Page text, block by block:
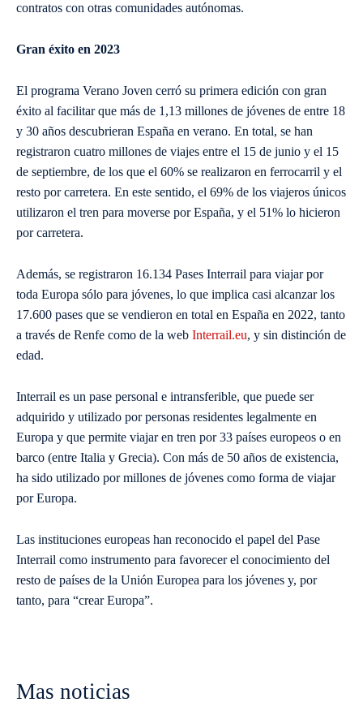
contratos con otras comunidades autónomas.
Gran éxito en 2023
El programa Verano Joven cerró su primera edición con gran
éxito al facilitar que más de 1,13 millones de jóvenes de entre 18
y 30 años descubrieran España en verano. En total, se han
registraron cuatro millones de viajes entre el 15 de junio y el 15
de septiembre, de los que el 60% se realizaron en ferrocarril y el
resto por carretera. En este sentido, el 69% de los viajeros únicos
utilizaron el tren para moverse por España, y el 51% lo hicieron
por carretera.
Además, se registraron 16.134 Pases Interrail para viajar por
toda Europa sólo para jóvenes, lo que implica casi alcanzar los
17.600 pases que se vendieron en total en España en 2022, tanto
a través de Renfe como de la web Interrail.eu, y sin distinción de
edad.
Interrail es un pase personal e intransferible, que puede ser
adquirido y utilizado por personas residentes legalmente en
Europa y que permite viajar en tren por 33 países europeos o en
barco (entre Italia y Grecia). Con más de 50 años de existencia,
ha sido utilizado por millones de jóvenes como forma de viajar
por Europa.
Las instituciones europeas han reconocido el papel del Pase
Interrail como instrumento para favorecer el conocimiento del
resto de países de la Unión Europea para los jóvenes y, por
tanto, para “crear Europa”.
Mas noticias